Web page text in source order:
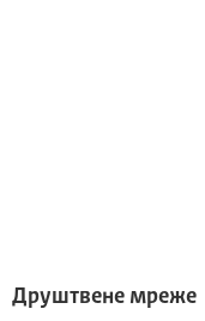
Друштвене мреже